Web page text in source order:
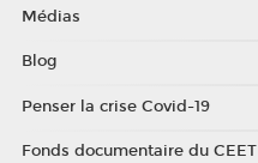
Médias
Blog
Penser la crise Covid-19
Fonds documentaire du CEET